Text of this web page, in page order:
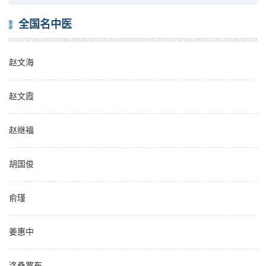
全国名中医
赵文海
赵文霞
赵继福
胡国俊
俞瑾
姜惠中